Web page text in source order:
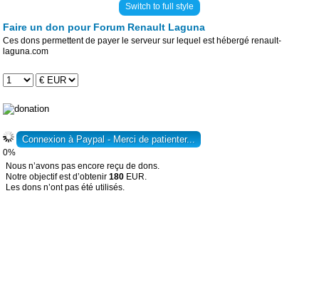
Switch to full style
Faire un don pour Forum Renault Laguna
Ces dons permettent de payer le serveur sur lequel est hébergé renault-
laguna.com
0%
Nous n’avons pas encore reçu de dons.
Notre objectif est d’obtenir 180 EUR.
Les dons n’ont pas été utilisés.